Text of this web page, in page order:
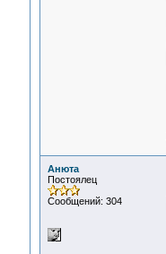
Анюта
Постоялец
Сообщений: 304